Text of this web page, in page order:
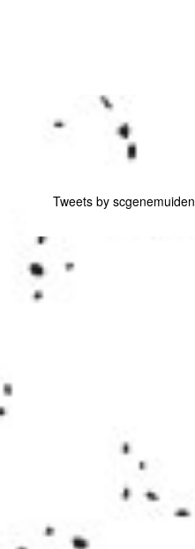
Tweets by scgenemuiden